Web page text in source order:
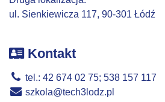
ul. Sienkiewicza 117, 90-301 Łódź
Kontakt
tel.: 42 674 02 75; 538 157 117
szkola@tech3lodz.pl